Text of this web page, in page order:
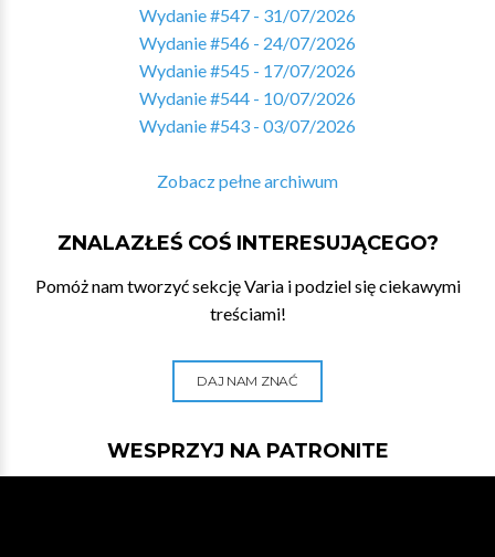
Wydanie #547 - 31/07/2026
Wydanie #546 - 24/07/2026
Wydanie #545 - 17/07/2026
Wydanie #544 - 10/07/2026
Wydanie #543 - 03/07/2026
Zobacz pełne archiwum
ZNALAZŁEŚ COŚ INTERESUJĄCEGO?
Pomóż nam tworzyć sekcję Varia i podziel się ciekawymi
treściami!
DAJ NAM ZNAĆ
WESPRZYJ NA PATRONITE